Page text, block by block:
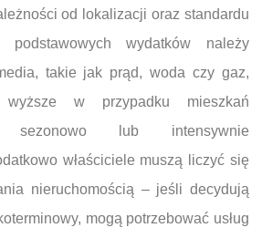
od lokalizacji oraz standardu
podstawowych wydatków należy
takie jak prąd, woda czy gaz,
w przypadku mieszkań
sezonowo lub intensywnie
właściciele muszą liczyć się
nieruchomością – jeśli decydują
mogą potrzebować usług